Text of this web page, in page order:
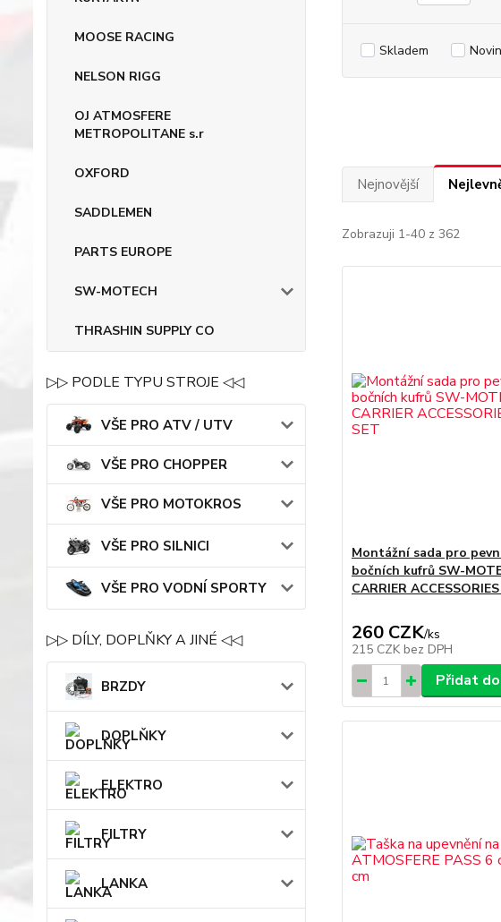
MOOSE RACING
NELSON RIGG
OJ ATMOSFERE
METROPOLITANE s.r
OXFORD
SADDLEMEN
PARTS EUROPE
SW-MOTECH
THRASHIN SUPPLY CO
▷▷ PODLE TYPU STROJE ◁◁
VŠE PRO ATV / UTV
VŠE PRO CHOPPER
VŠE PRO MOTOKROS
VŠE PRO SILNICI
VŠE PRO VODNÍ SPORTY
▷▷ DÍLY, DOPLŇKY A JINÉ ◁◁
BRZDY
DOPLŇKY
ELEKTRO
FILTRY
LANKA
Skladem
Nejnovější
Zobrazuji 1-40 z 362
Montážní sada pro
bočních kufrů SW-
CARRIER
260 CZK/ks
215 CZK bez DPH
Přidat